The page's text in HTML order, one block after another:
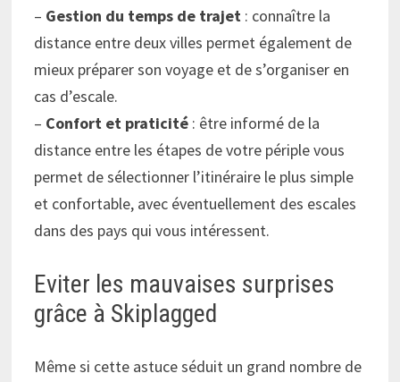
– Gestion du temps de trajet : connaître la
distance entre deux villes permet également de
mieux préparer son voyage et de s’organiser en
cas d’escale.
– Confort et praticité : être informé de la
distance entre les étapes de votre périple vous
permet de sélectionner l’itinéraire le plus simple
et confortable, avec éventuellement des escales
dans des pays qui vous intéressent.
Eviter les mauvaises surprises
grâce à Skiplagged
Même si cette astuce séduit un grand nombre de